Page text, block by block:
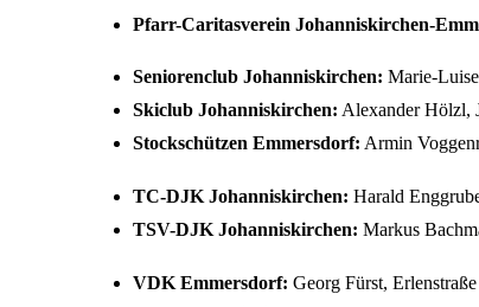
Pfarr-Caritasverein Johanniskirchen-
Seniorenclub Johanniskirchen: Marie-
Skiclub Johanniskirchen: Alexander Hölzl,
Stockschützen Emmersdorf: Armin
TC-DJK Johanniskirchen: Harald
TSV-DJK Johanniskirchen: Markus
VDK Emmersdorf: Georg Fürst,